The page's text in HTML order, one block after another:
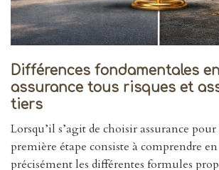
Différences fondamentales
assurance tous risques et
tiers
Lorsqu’il s’agit de choisir assurance
première étape consiste à comprendre
précisément les différentes formules